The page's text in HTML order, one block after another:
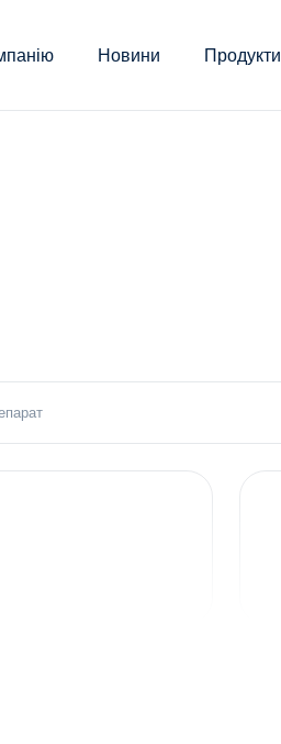
Новини Продукти